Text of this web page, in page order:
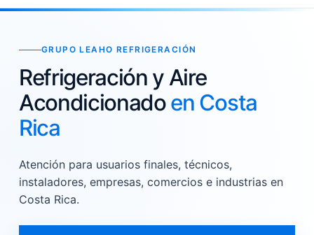
GRUPO LEAHO REFRIGERACIÓN
Refrigeración y Aire
Acondicionadoen Costa
Rica
Atención para usuarios finales, técnicos,
instaladores, empresas, comercios e industrias en
Costa Rica.